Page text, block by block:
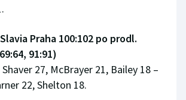
Praha 100:102 po prodl.
91:91)
Shaver 27, McBrayer 21, Bailey 18 –
22, Shelton 18.